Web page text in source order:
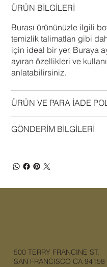
ÜRÜN BİLGİLERİ
Burası ürününüzle ilgili
temizlik talimatları gibi
için ideal bir yer. Buraya
ayıran özellikleri ve
anlatabilirsiniz.
ÜRÜN VE PARA İADE
GÖNDERİM BİLGİLERİ
500 TERRY FRANCINE ST.
SAN FRANCISCO CA 94158